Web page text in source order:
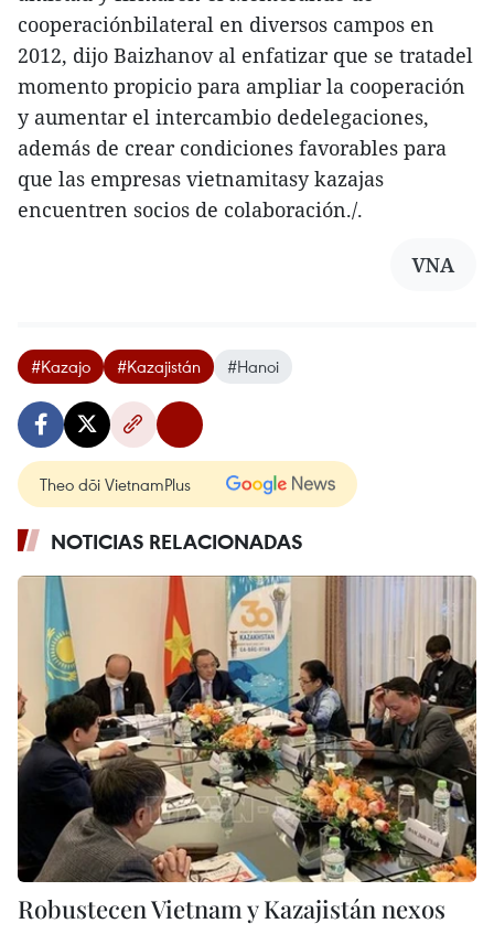
cooperaciónbilateral en diversos campos en
2012, dijo Baizhanov al enfatizar que se tratadel
momento propicio para ampliar la cooperación
y aumentar el intercambio dedelegaciones,
además de crear condiciones favorables para
que las empresas vietnamitasy kazajas
encuentren socios de colaboración./.
VNA
#Kazajo #Kazajistán #Hanoi
Theo dõi VietnamPlus
NOTICIAS RELACIONADAS
Robustecen Vietnam y Kazajistán nexos